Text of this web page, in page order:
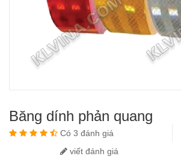
Băng dính phản quang
Có 3 đánh giá
viết đánh giá